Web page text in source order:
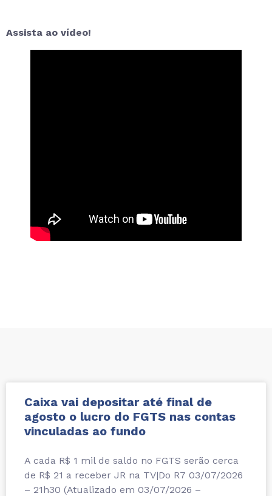
Assista ao vídeo!
Caixa vai depositar até final de
agosto o lucro do FGTS nas contas
vinculadas ao fundo
A cada R$ 1 mil de saldo no FGTS serão cerca
de R$ 21 a receber JR na TV|Do R7 03/07/2026
– 21h30 (Atualizado em 03/07/2026 –